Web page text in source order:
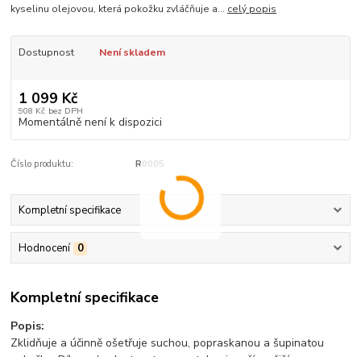
kyselinu olejovou, která pokožku zvláčňuje a... celý popis
Dostupnost Není skladem
1 099 Kč
908 Kč bez DPH
Momentálně není k dispozici
Číslo produktu: R0005
Kompletní specifikace
Hodnocení 0
Kompletní specifikace
Popis:
Zklidňuje a účinně ošetřuje suchou, popraskanou a šupinatou